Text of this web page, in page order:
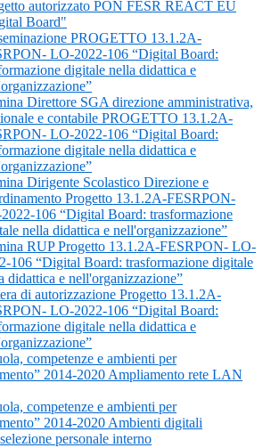
autorizzato PON FESR REACT EU
Board"
PROGETTO 13.1.2A-
LO-2022-106 “Digital Board:
digitale nella didattica e
Direttore SGA direzione amministrativa,
e contabile PROGETTO 13.1.2A-
LO-2022-106 “Digital Board:
digitale nella didattica e
Dirigente Scolastico Direzione e
Progetto 13.1.2A-FESRPON-
106 “Digital Board: trasformazione
nella didattica e nell'organizzazione”
RUP Progetto 13.1.2A-FESRPON- LO-
106 “Digital Board: trasformazione digitale
didattica e nell'organizzazione”
di autorizzazione Progetto 13.1.2A-
LO-2022-106 “Digital Board:
digitale nella didattica e
competenze e ambienti per
2014-2020 Ampliamento rete LAN
competenze e ambienti per
2014-2020 Ambienti digitali
personale interno